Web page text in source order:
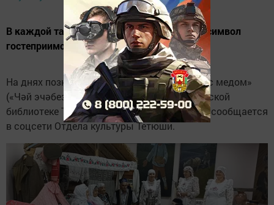
В каждой татарской семье был самовар – символ
гостеприимства и домашнего уюта.
На днях познавательный час «Выпьем чая с медом»
(«Чәй эчәбез бал белән») провели в Кляшевской
библиотеке Тетюшского района РТ. Об этом сообщается
в соцсети Отдела культуры Тетюши.